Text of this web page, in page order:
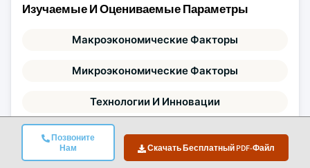
Позвоните
Нам
Скачать Бесплатный PDF-Файл
Изучаемые И Оцениваемые Параметры
Макроэкономические Факторы
Микроэкономические Факторы
Технологии И Инновации
Нормативно-Политическая Среда
Демография